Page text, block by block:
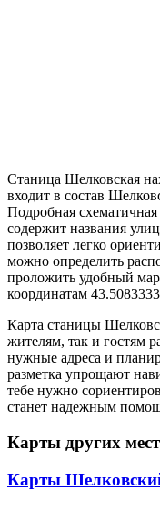
Станица Шелковская
входит в состав
Подробная схематичная
содержит названия
позволяет легко
можно определить
проложить удобный
координатам
Карта станицы
жителям, так и гостям
нужные адреса и
разметка упрощают
тебе нужно
станет надежным
Карты других мест
Карты